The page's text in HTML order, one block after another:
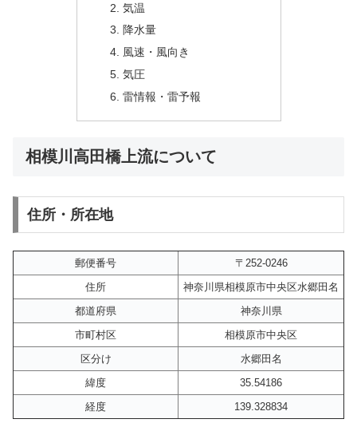
気温
降水量
風速・風向き
気圧
雷情報・雷予報
相模川高田橋上流について
住所・所在地
郵便番号
〒252-0246
住所
神奈川県相模原市中央区水郷田名
都道府県
神奈川県
市町村区
相模原市中央区
区分け
水郷田名
緯度
35.54186
経度
139.328834